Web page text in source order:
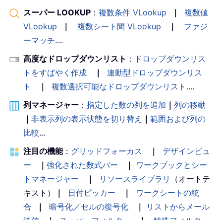
スーパー LOOKUP ： 複数条件 VLookup ｜
複数値
VLookup
｜ 複数シート間 VLookup ｜
ファジ
ーマッチ....
高度なドロップダウンリスト ： ドロップダウンリス
トをすばやく作成
｜
連動型ドロップダウンリス
ト
｜ 複数選択可能なドロップダウンリスト ....
列マネージャー ： 指定した数の列を追加 ｜ 列の移動
｜ 非表示列の表示状態を切り替え ｜ 範囲および列の
比較...
注目の機能： グリッドフォーカス ｜
デザインビュ
ー
｜ 強化された数式バー ｜
ワークブックとシー
トマネージャー
｜ リソースライブラリ
（オートテ
キスト）
｜ 日付ピッカー ｜
ワークシートの統
合
｜ 暗号化／セルの復号化 ｜
リストからメール